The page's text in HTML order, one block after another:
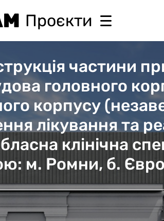
Проєкти
частини
головного
корпусу
лікування та
клінічна
м. Ромни, б.